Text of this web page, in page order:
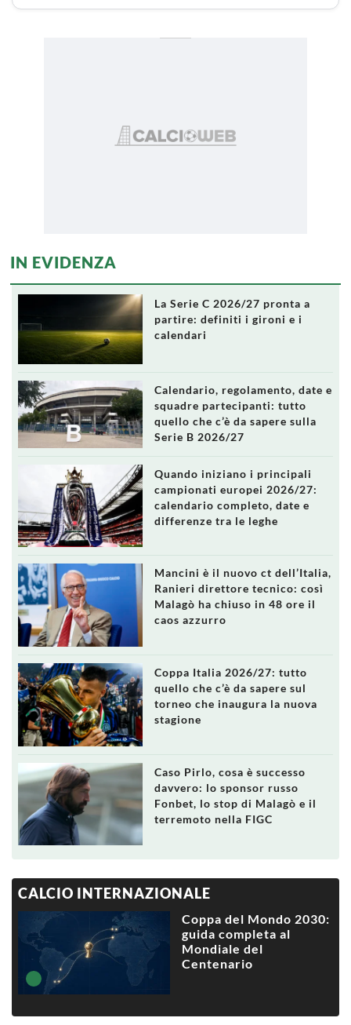
IN EVIDENZA
La Serie C 2026/27 pronta a
partire: definiti i gironi e i
calendari
Calendario, regolamento, date e
squadre partecipanti: tutto
quello che c’è da sapere sulla
Serie B 2026/27
Quando iniziano i principali
campionati europei 2026/27:
calendario completo, date e
differenze tra le leghe
Mancini è il nuovo ct dell’Italia,
Ranieri direttore tecnico: così
Malagò ha chiuso in 48 ore il
caos azzurro
Coppa Italia 2026/27: tutto
quello che c’è da sapere sul
torneo che inaugura la nuova
stagione
Caso Pirlo, cosa è successo
davvero: lo sponsor russo
Fonbet, lo stop di Malagò e il
terremoto nella FIGC
CALCIO INTERNAZIONALE
Coppa del Mondo 2030:
guida completa al
Mondiale del
Centenario